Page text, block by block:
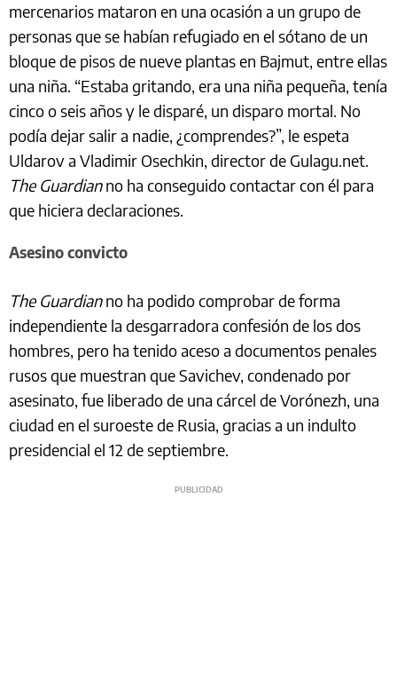
mercenarios mataron en una ocasión a un grupo de
personas que se habían refugiado en el sótano de un
bloque de pisos de nueve plantas en Bajmut, entre ellas
una niña. “Estaba gritando, era una niña pequeña, tenía
cinco o seis años y le disparé, un disparo mortal. No
podía dejar salir a nadie, ¿comprendes?”, le espeta
Uldarov a Vladimir Osechkin, director de Gulagu.net.
The Guardianno ha conseguido contactar con él para
que hiciera declaraciones.
Asesino convicto
The Guardianno ha podido comprobar de forma
independiente la desgarradora confesión de los dos
hombres, pero ha tenido aceso a documentos penales
rusos que muestran que Savichev, condenado por
asesinato, fue liberado de una cárcel de Vorónezh, una
ciudad en el suroeste de Rusia, gracias a un indulto
presidencial el 12 de septiembre.